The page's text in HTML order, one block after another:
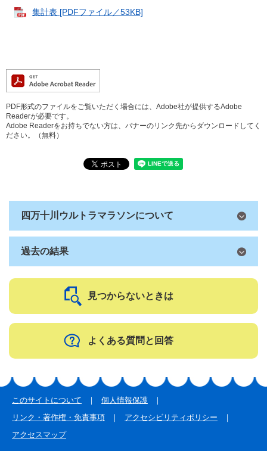
集計表 [PDFファイル／53KB]
PDF形式のファイルをご覧いただく場合には、Adobe社が提供するAdobe
Readerが必要です。
Adobe Readerをお持ちでない方は、バナーのリンク先からダウンロードしてく
ださい。（無料）
四万十川ウルトラマラソンについて
過去の結果
見つからないときは
よくある質問と回答
このサイトについて
個人情報保護
リンク・著作権・免責事項
アクセシビリティポリシー
アクセスマップ